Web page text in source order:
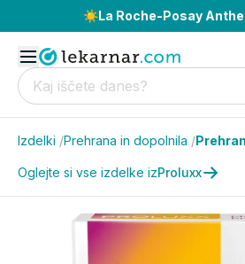
☀️La Roche-Posay
Izdelki /Prehrana in dopolnila /
Oglejte si vse izdelke izProluxx